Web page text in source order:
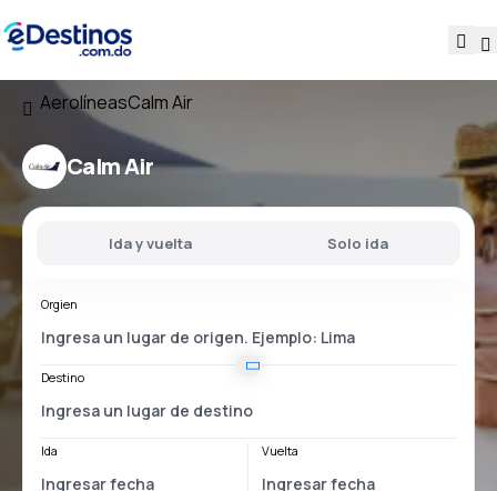
AerolíneasCalm Air
Calm Air
Ida y vuelta Solo ida
Orgien
Destino
Ida Vuelta